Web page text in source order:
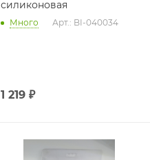
силиконовая
Много Арт.: BI-040034
1 219 ₽